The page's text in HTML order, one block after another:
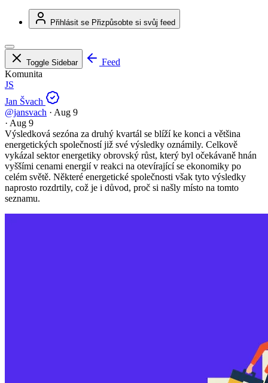
Přihlásit se Přizpůsobte si svůj feed
Toggle Sidebar
Feed
Komunita
JS
Jan Švach
@jansvach · Aug 9
· Aug 9
Výsledková sezóna za druhý kvartál se blíží ke konci a většina
energetických společností již své výsledky oznámily. Celkově
vykázal sektor energetiky obrovský růst, který byl očekávaně hnán
vyššími cenami energií v reakci na otevírající se ekonomiky po
celém světě. Některé energetické společnosti však tyto výsledky
naprosto rozdrtily, což je i důvod, proč si našly místo na tomto
seznamu.